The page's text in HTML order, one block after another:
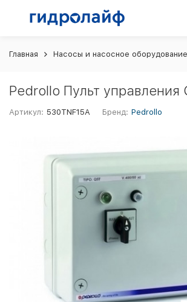
Главная Насосы и насосное оборудование
Pedrollo Пульт управления
Артикул: 530TNF15A Бренд: Pedrollo